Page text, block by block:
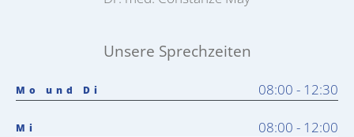
Unsere Sprechzeiten
Mo und Di 08:00 - 12:30
Mi 08:00 - 12:00